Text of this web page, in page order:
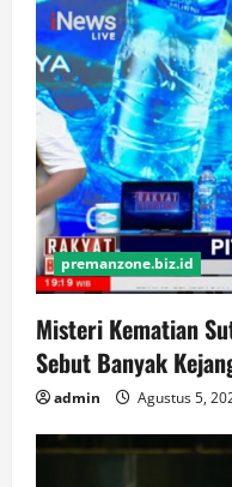
premanzone.biz.id
Misteri Kematian
Sebut Banyak
admin Agustus 5,